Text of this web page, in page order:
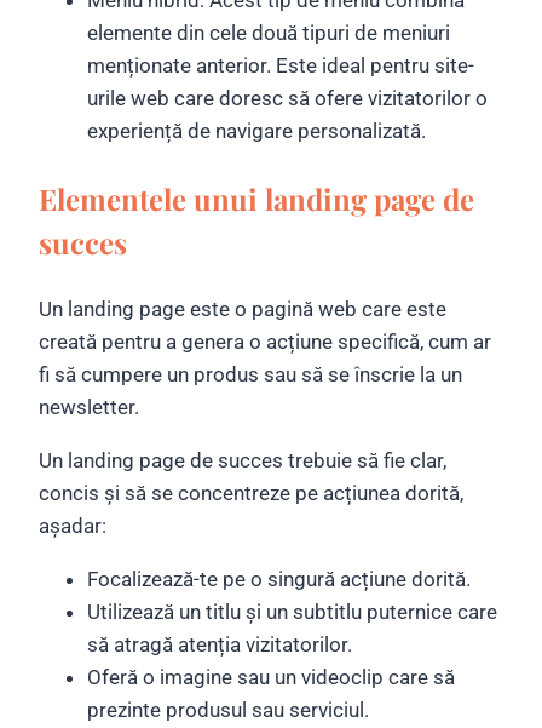
elemente din cele două tipuri de meniuri
menționate anterior. Este ideal pentru site-
urile web care doresc să ofere vizitatorilor o
experiență de navigare personalizată.
Elementele unui landing page de
succes
Un landing page este o pagină web care este
creată pentru a genera o acțiune specifică, cum ar
fi să cumpere un produs sau să se înscrie la un
newsletter.
Un landing page de succes trebuie să fie clar,
concis și să se concentreze pe acțiunea dorită,
așadar:
Focalizează-te pe o singură acțiune dorită.
Utilizează un titlu și un subtitlu puternice care
să atragă atenția vizitatorilor.
Oferă o imagine sau un videoclip care să
prezinte produsul sau serviciul.